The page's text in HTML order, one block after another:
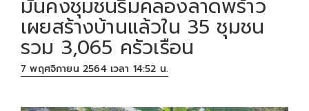
มั่นคงชุมชนริมคลองลาดพร้าว
เผยสร้างบ้านแล้วใน 35 ชุมชน
รวม 3,065 ครัวเรือน
7 พฤศจิกายน 2564 เวลา 14:52 น.